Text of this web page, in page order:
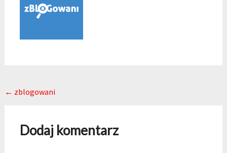
Post navigation
← zblogowani
Dodaj komentarz